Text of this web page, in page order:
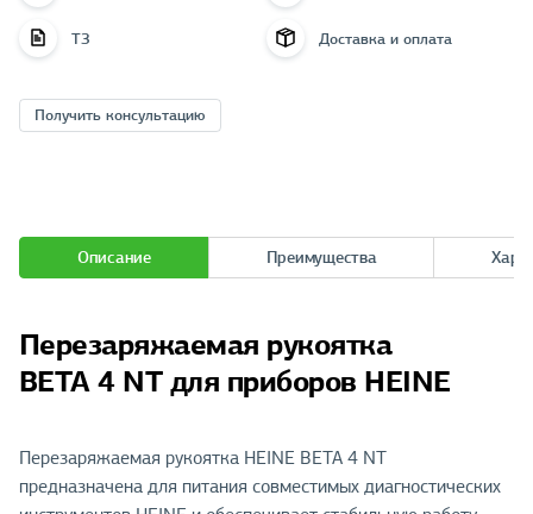
ТЗ Доставка и оплата
Получить консультацию
Описание Преимущества
Перезаряжаемая рукоятка
BETA 4 NT для приборов HEINE
Перезаряжаемая рукоятка HEINE BETA 4 NT
предназначена для питания совместимых диагностических